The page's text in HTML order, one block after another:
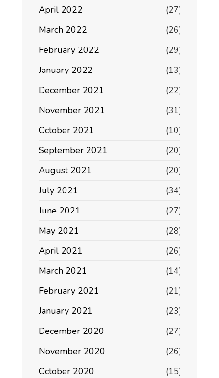
April 2022
(27)
March 2022
(26)
February 2022
(29)
January 2022
(13)
December 2021
(22)
November 2021
(31)
October 2021
(10)
September 2021
(20)
August 2021
(20)
July 2021
(34)
June 2021
(27)
May 2021
(28)
April 2021
(26)
March 2021
(14)
February 2021
(21)
January 2021
(23)
December 2020
(27)
November 2020
(26)
October 2020
(15)